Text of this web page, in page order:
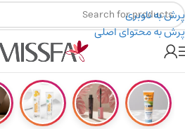
پرش به ناوبری
پرش به محتوای اصلی
۲٪ تخفیف روی سبد خرید برای روش کارت به کارت
های بالای ۵ میلیون تومن